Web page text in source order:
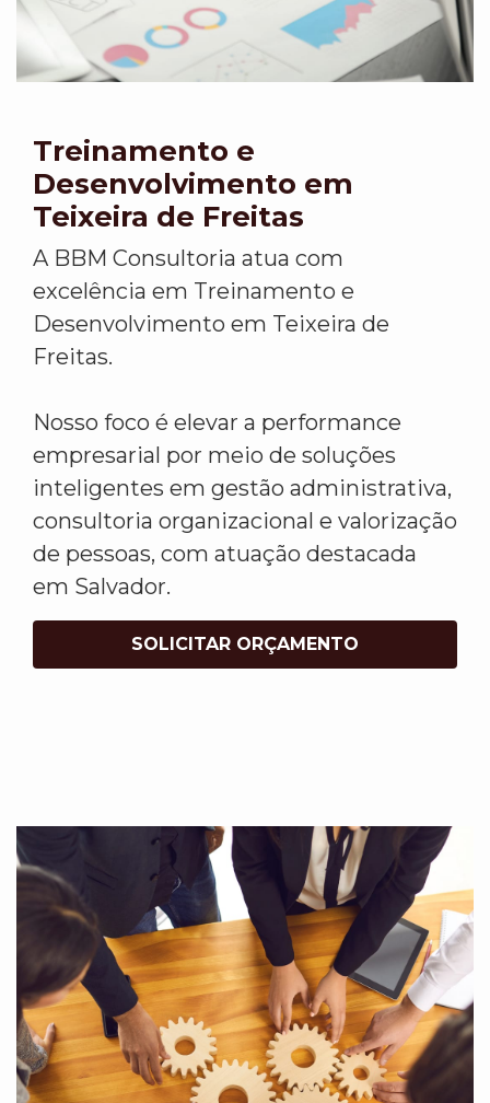
Treinamento e
Desenvolvimento em
Teixeira de Freitas
A BBM Consultoria atua com
excelência em Treinamento e
Desenvolvimento em Teixeira de
Freitas.
Nosso foco é elevar a performance
empresarial por meio de soluções
inteligentes em gestão administrativa,
consultoria organizacional e valorização
de pessoas, com atuação destacada
em Salvador.
SOLICITAR ORÇAMENTO